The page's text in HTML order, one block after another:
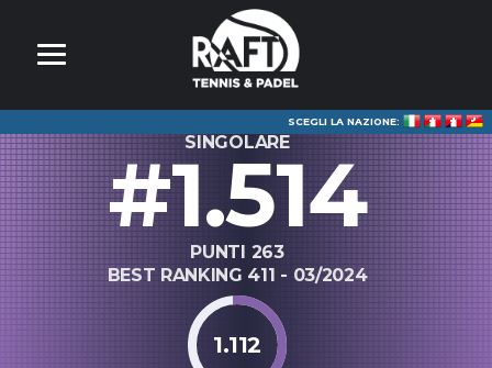
SCEGLI LA NAZIONE:
SINGOLARE
#1.514
PUNTI 263
BEST RANKING 411 - 03/2024
1.112